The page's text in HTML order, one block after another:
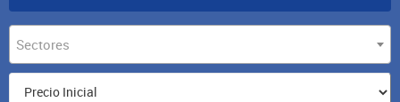
Sectores